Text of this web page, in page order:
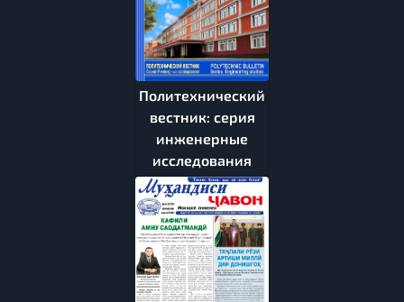
Политехнический
вестник: серия
инженерные
исследования